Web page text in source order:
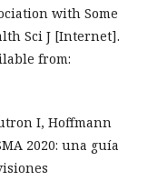
with Some
Sci J [Internet].
from:
I, Hoffmann
2020: una guía